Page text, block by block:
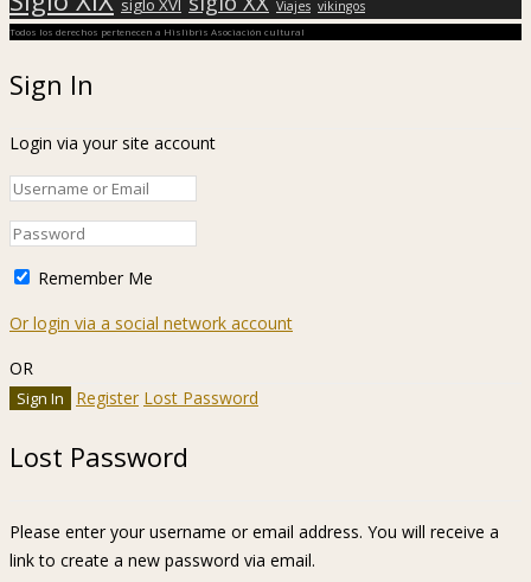
Viajes vikingos
Todos los derechos pertenecen a Hislibris Asociación cultural
Sign In
Login via your site account
Remember Me
Or login via a social network account
OR
Register Lost Password
Lost Password
Please enter your username or email address. You will receive a
link to create a new password via email.